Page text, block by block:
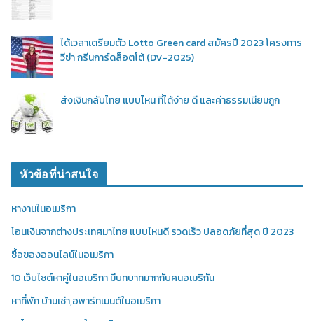
ได้เวลาเตรียมตัว Lotto Green card สมัครปี 2023 โครงการ
วีซ่า กรีนการ์ดล็อตโต้ (DV-2025)
ส่งเงินกลับไทย แบบไหน ที่ได้ง่าย ดี และค่าธรรมเนียมถูก
หัวข้อที่น่าสนใจ
หางานในอเมริกา
โอนเงินจากต่างประเทศมาไทย แบบไหนดี รวดเร็ว ปลอดภัยที่สุด ปี 2023
ซื้อของออนไลน์ในอเมริกา
10 เว็บไซต์หาคู่ในอเมริกา มีบทบาทมากกับคนอเมริกัน
หาที่พัก บ้านเช่า,อพาร์ทเมนต์ในอเมริกา